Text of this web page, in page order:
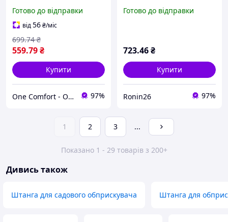
Готово до відправки
від56₴/міс
559.79₴
699.74 ₴
Купити
One Comfort - Один комфорт 97%
2)
Готово до відправки
723.46₴
Купити
Ronin26 97%
1 2 3 ...
Показано 1 - 29 товарів з 200+
Дивись також
Штанга для садового обприскувача Штанга для